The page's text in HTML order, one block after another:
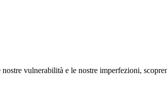
vulnerabilità e le nostre imperfezioni,